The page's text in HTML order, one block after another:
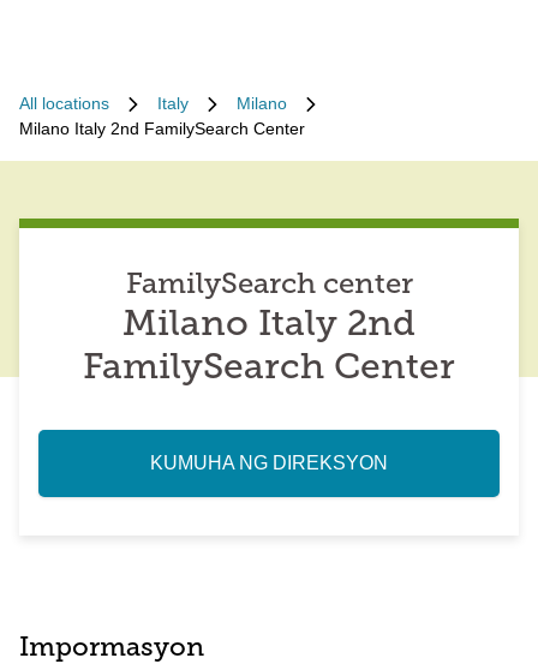
All locations Italy
Milano
Milano Italy 2nd FamilySearch Center
FamilySearch center
Milano Italy 2nd
FamilySearch Center
KUMUHA NG DIREKSYON
Impormasyon